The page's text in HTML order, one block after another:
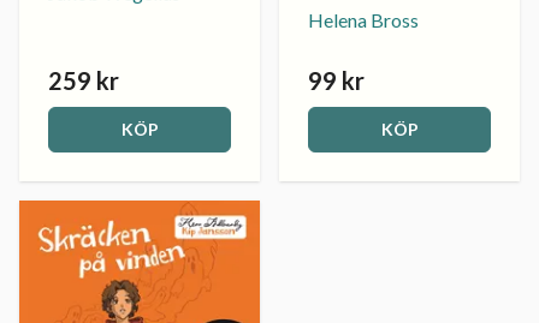
259 kr
KÖP
Helena Bross
99 kr
KÖP